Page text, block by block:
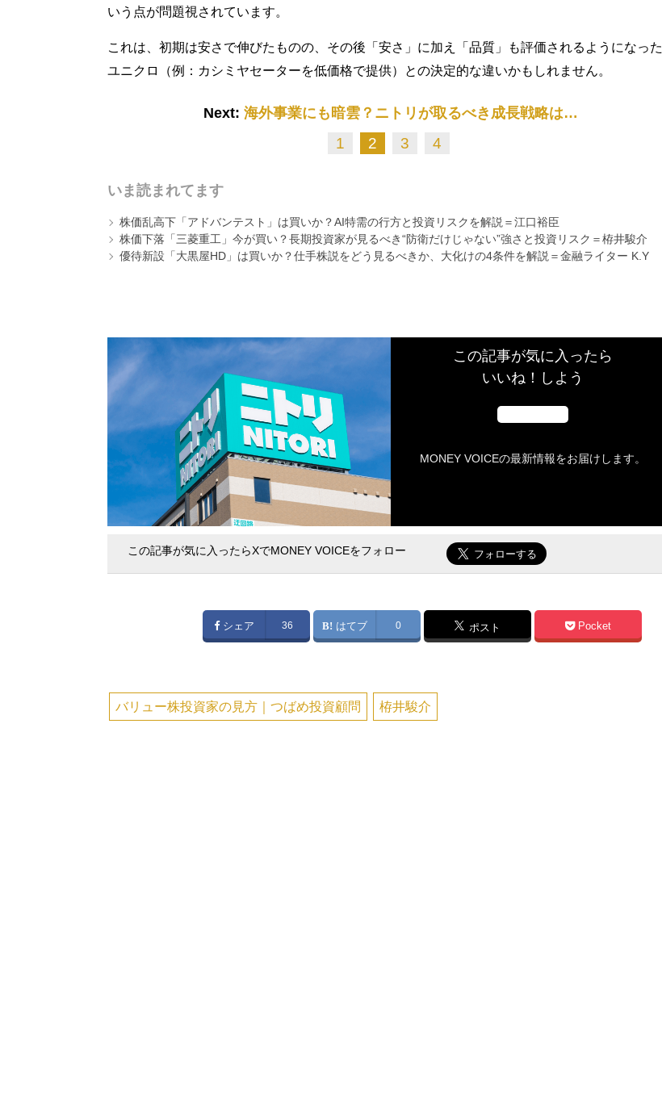
いう点が問題視されています。
これは、初期は安さで伸びたものの、その後「安さ」に加え「品質」も評価されるようになった
ユニクロ（例：カシミヤセーターを低価格で提供）との決定的な違いかもしれません。
Next: 海外事業にも暗雲？ニトリが取るべき成長戦略は…
1 2 3 4
いま読まれてます
株価乱高下「アドバンテスト」は買いか？AI特需の行方と投資リスクを解説＝江口裕臣
株価下落「三菱重工」今が買い？長期投資家が見るべき“防衛だけじゃない”強さと投資リスク＝栫井駿介
優待新設「大黒屋HD」は買いか？仕手株説をどう見るべきか、大化けの4条件を解説＝金融ライター K.Y
この記事が気に入ったら
いいね！しよう
MONEY VOICEの最新情報をお届けします。
この記事が気に入ったらXでMONEY VOICEをフォロー
シェア 36 はてブ 0 ポスト Pocket
バリュー株投資家の見方｜つばめ投資顧問 栫井駿介